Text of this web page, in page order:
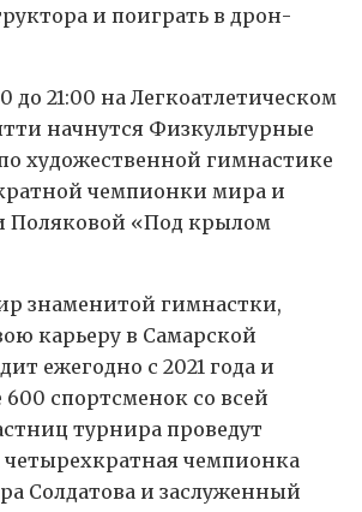
и поиграть в дрон-
до 21:00 на Легкоатлетическом
начнутся Физкультурные
художественной гимнастике
чемпионки мира и
Поляковой «Под крылом
знаменитой гимнастки,
карьеру в Самарской
ежегодно с 2021 года и
600 спортсменок со всей
турнира проведут
чемпионка
Солдатова и заслуженный